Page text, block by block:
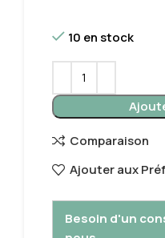
10 en stock
Comparaison
Ajouter aux
Besoin d'un